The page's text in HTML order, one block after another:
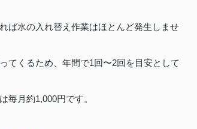
ば水の入れ替え作業はほとんど発生しませ
てくるため、年間で1回〜2回を目安として
毎月約1,000円です。